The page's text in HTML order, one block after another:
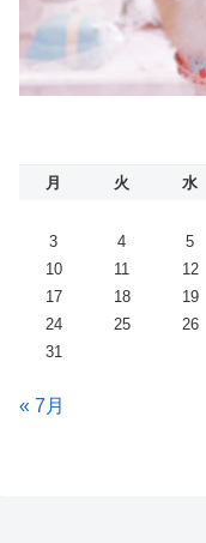
月 火 水
3
4 5
10
11 12
17
18 19
24
25 26
31
« 7月